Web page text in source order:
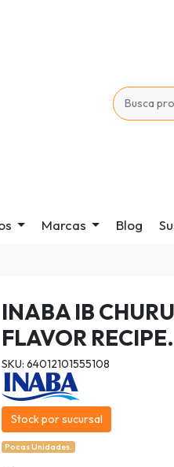
Marcas Blog
INABA IB
FLAVOR
SKU: 64012101555108
Stock por sucursal
Pocas Unidades.